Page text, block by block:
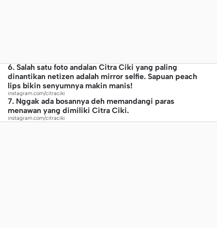
6. Salah satu foto andalan Citra Ciki yang paling
dinantikan netizen adalah mirror selfie. Sapuan peach
lips bikin senyumnya makin manis!
instagram.com/citraciki
7. Nggak ada bosannya deh memandangi paras
menawan yang dimiliki Citra Ciki.
instagram.com/citraciki